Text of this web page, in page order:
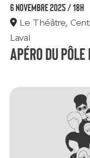
6 novembre 2025 /18h
Le Théâtre,
Laval
Apéro du Pôle